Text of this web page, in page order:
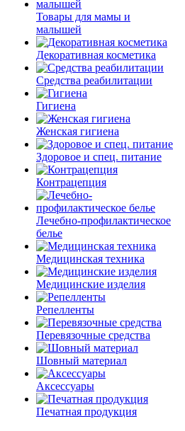
Товары для мамы и
малышей
Декоративная косметика
Средства реабилитации
Гигиена
Женская гигиена
Здоровое и спец. питание
Контрацепция
Лечебно-профилактическое
белье
Медицинская техника
Медицинские изделия
Репелленты
Перевязочные средства
Шовный материал
Аксессуары
Печатная продукция